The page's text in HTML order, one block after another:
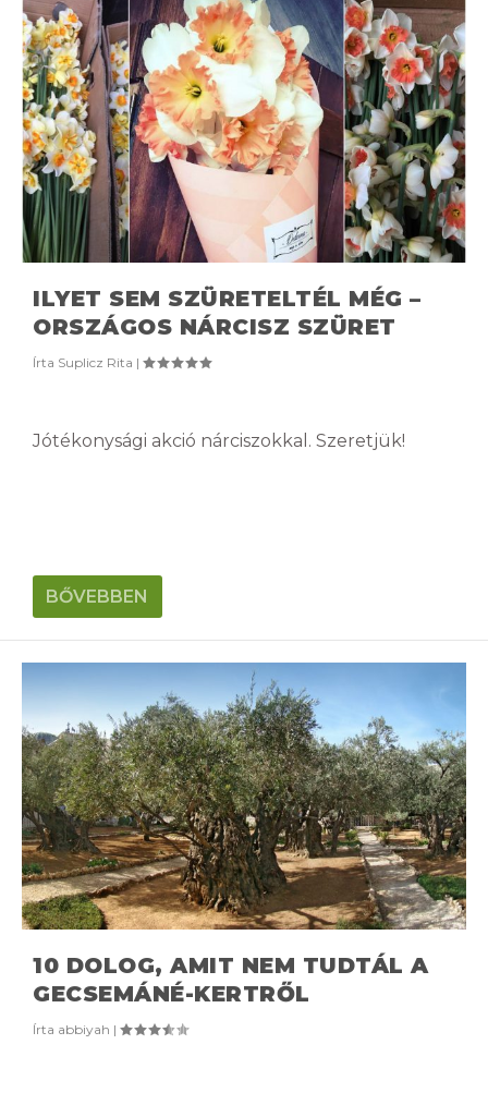
ILYET SEM SZÜRETELTÉL MÉG –
ORSZÁGOS NÁRCISZ SZÜRET
Írta Suplicz Rita |
Jótékonysági akció nárciszokkal. Szeretjük!
BŐVEBBEN
10 DOLOG, AMIT NEM TUDTÁL A
GECSEMÁNÉ-KERTRŐL
Írta abbiyah |